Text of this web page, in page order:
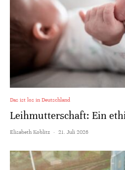
Das ist los in Deutschland
Leihmutterschaft: Ein
Elisabeth Koblitz · 21. Juli 2026